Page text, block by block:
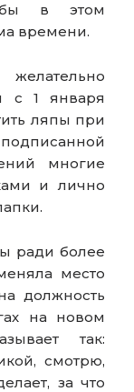
в этом
времени.
с 1 января
ляпы при
многие
и лично
ради более
место
должность
на новом
так:
смотрю,
за что